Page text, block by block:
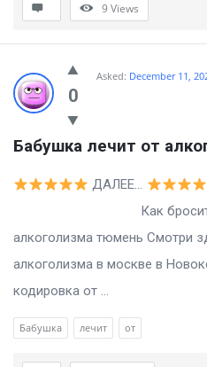
9Views
0
Asked: December 11,
Бабушка лечит от
ДАЛЕЕ…
Как бросить
алкоголизма тюмень Смотри
алкоголизма в москве в
кодировка от ...
Бабушка лечит от